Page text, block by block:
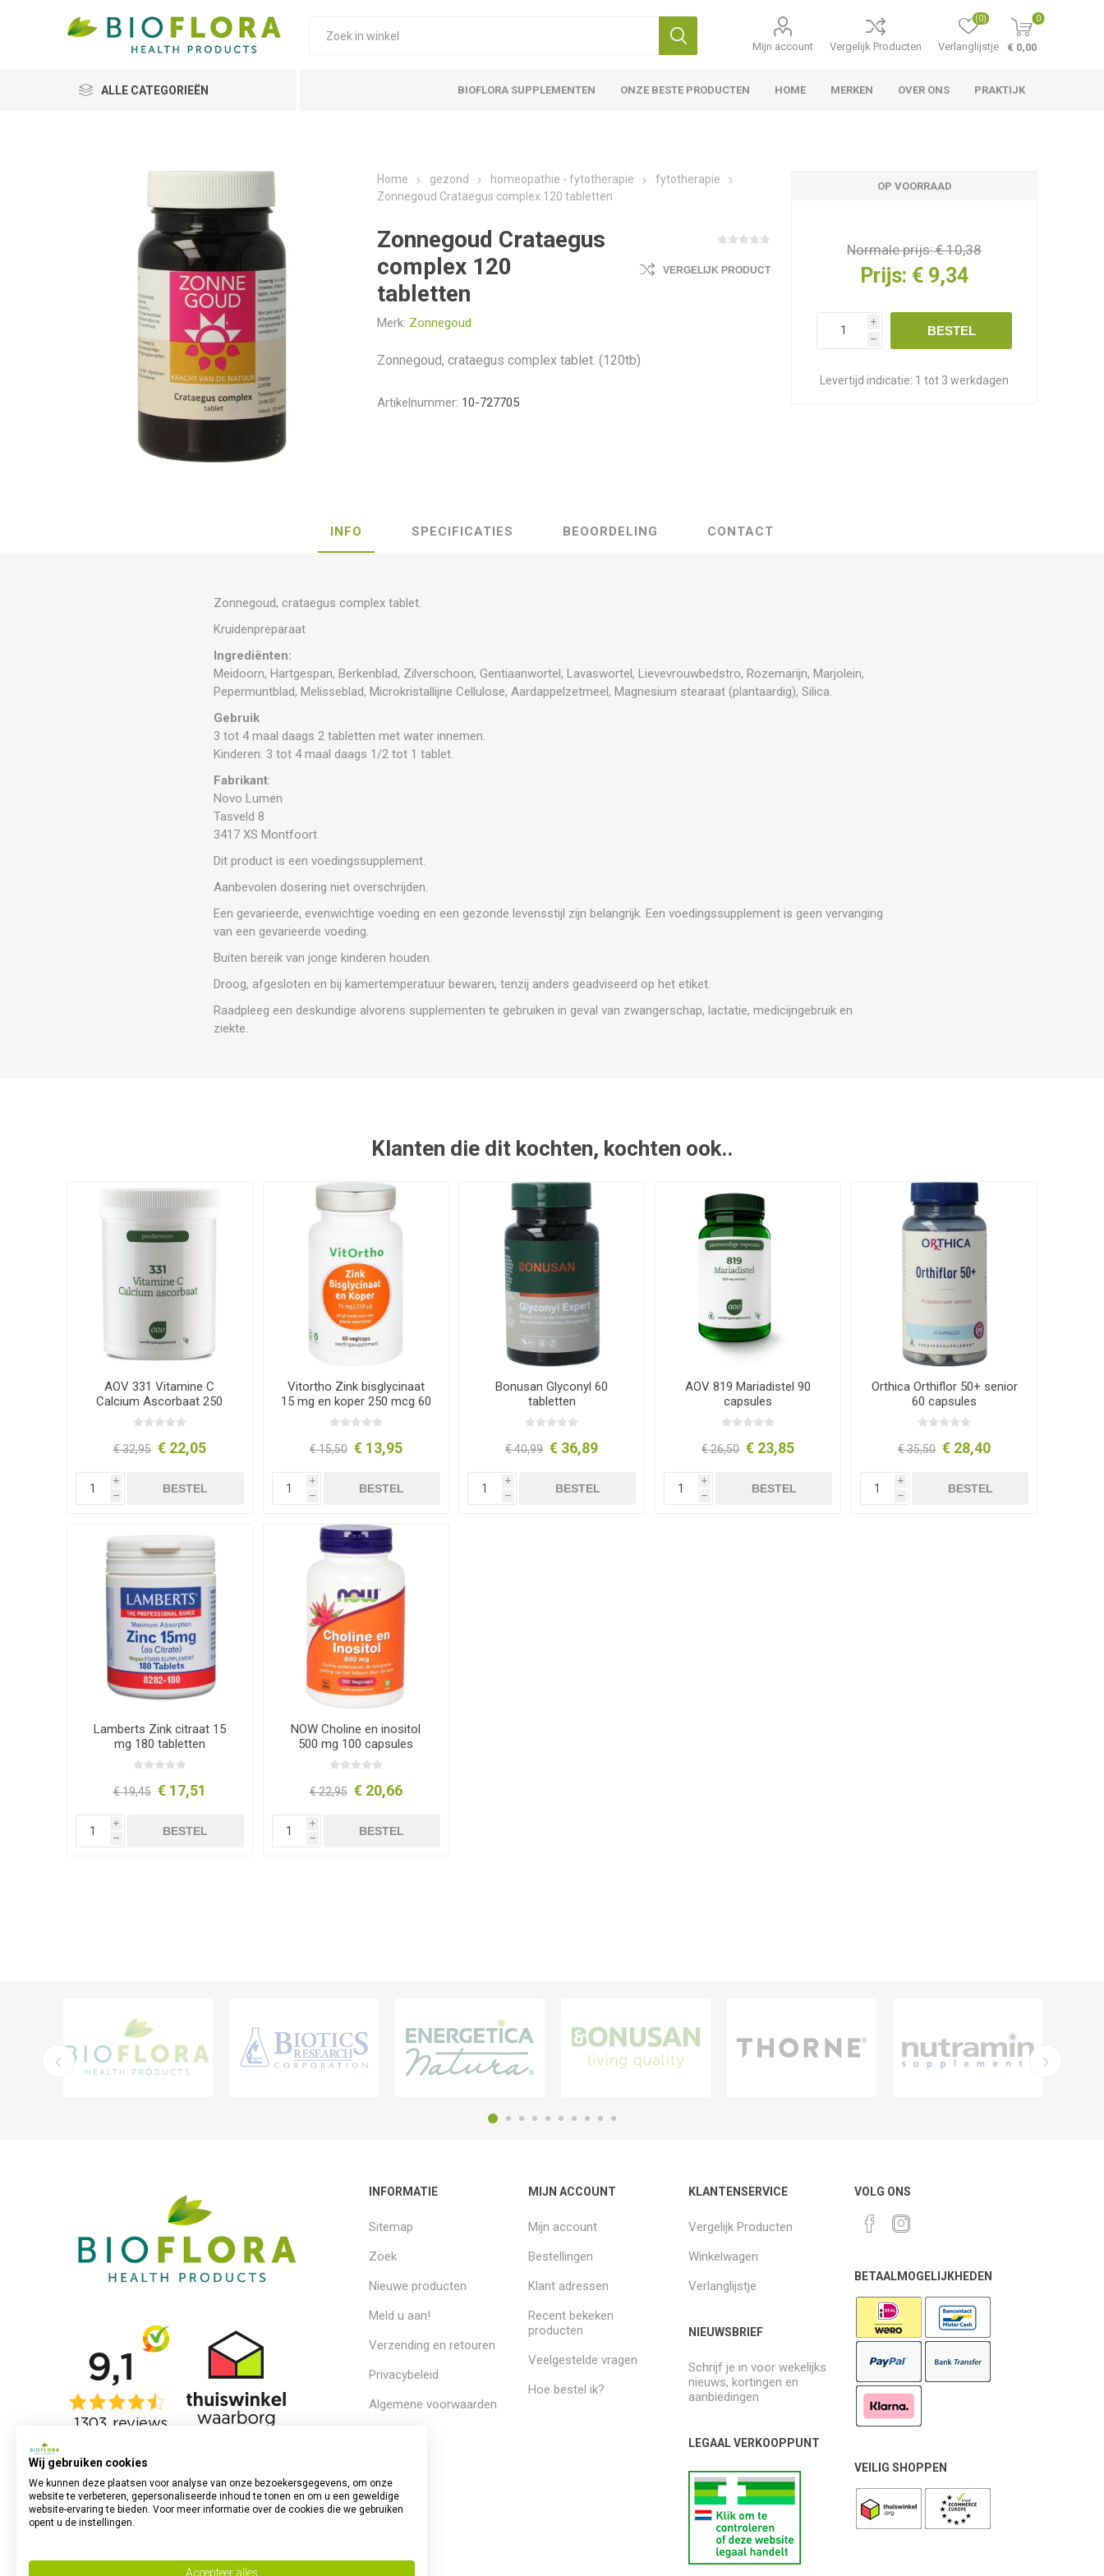
Mijn account Vergelijk Producten Verlanglijstje
(0) 0
€ 0,00
ALLE CATEGORIEËN BIOFLORA SUPPLEMENTEN ONZE BESTE PRODUCTEN HOME MERKEN OVER ONS PRAKTIJK
Home gezond homeopathie - fytotherapie
fytotherapie
Zonnegoud Crataegus complex 120 tabletten
Zonnegoud Crataegus
complex 120
tabletten
Merk: Zonnegoud
VERGELIJK PRODUCT
Zonnegoud, crataegus complex tablet. (120tb)
Artikelnummer: 10-727705
OP VOORRAAD
Normale prijs:€ 10,38
Prijs: € 9,34
i
h
BESTEL
Levertijd indicatie: 1 tot 3 werkdagen
INFO SPECIFICATIES BEOORDELING CONTACT
Zonnegoud, crataegus complex tablet.
Kruidenpreparaat
Ingrediënten:
Meidoorn, Hartgespan, Berkenblad, Zilverschoon, Gentiaanwortel, Lavaswortel, Lievevrouwbedstro, Rozemarijn, Marjolein,
Pepermuntblad, Melisseblad, Microkristallijne Cellulose, Aardappelzetmeel, Magnesium stearaat (plantaardig), Silica.
Gebruik
3 tot 4 maal daags 2 tabletten met water innemen.
Kinderen: 3 tot 4 maal daags 1/2 tot 1 tablet.
Fabrikant:
Novo Lumen
Tasveld 8
3417 XS Montfoort
Dit product is een voedingssupplement.
Aanbevolen dosering niet overschrijden.
Een gevarieerde, evenwichtige voeding en een gezonde levensstijl zijn belangrijk. Een voedingssupplement is geen vervanging
van een gevarieerde voeding.
Buiten bereik van jonge kinderen houden.
Droog, afgesloten en bij kamertemperatuur bewaren, tenzij anders geadviseerd op het etiket.
Raadpleeg een deskundige alvorens supplementen te gebruiken in geval van zwangerschap, lactatie, medicijngebruik en
ziekte.
Klanten die dit kochten, kochten ook..
AOV 331 Vitamine C
Calcium Ascorbaat 250
gram
€ 32,95 € 22,05
i
h
BESTEL
Vitortho Zink bisglycinaat
15 mg en koper 250 mcg 60
capsules
€ 15,50 € 13,95
i
h
BESTEL
Bonusan Glyconyl 60
tabletten
€ 40,99 € 36,89
i
h
BESTEL
AOV 819 Mariadistel 90
capsules
€ 26,50 € 23,85
i
h
BESTEL
Orthica Orthiflor 50+ senior
60 capsules
€ 35,50 € 28,40
i
h
BESTEL
Lamberts Zink citraat 15
mg 180 tabletten
€ 19,45 € 17,51
i
h
BESTEL
NOW Choline en inositol
500 mg 100 capsules
€ 22,95 € 20,66
i
h
BESTEL
INFORMATIE
Sitemap
Zoek
Nieuwe producten
Meld u aan!
Verzending en retouren
Privacybeleid
Algemene voorwaarden
MIJN ACCOUNT
Mijn account
Bestellingen
Klant adressen
Recent bekeken
producten
Veelgestelde vragen
Hoe bestel ik?
KLANTENSERVICE
Vergelijk Producten
Winkelwagen
Verlanglijstje
NIEUWSBRIEF
Schrijf je in voor wekelijks
nieuws, kortingen en
aanbiedingen
LEGAAL VERKOOPPUNT
VOLG ONS
BETAALMOGELIJKHEDEN
VEILIG SHOPPEN
Wij gebruiken cookies
We kunnen deze plaatsen voor analyse van onze bezoekersgegevens, om onze
website te verbeteren, gepersonaliseerde inhoud te tonen en om u een geweldige
website-ervaring te bieden. Voor meer informatie over de cookies die we gebruiken
opent u de instellingen.
Accepteer alles